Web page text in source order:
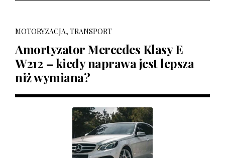
MOTORYZACJA, TRANSPORT
Amortyzator Mercedes Klasy E
W212 – kiedy naprawa jest lepsza
niż wymiana?